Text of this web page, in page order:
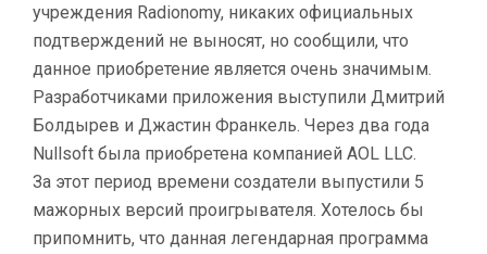
учреждения Radionomy, никаких официальных
подтверждений не выносят, но сообщили, что
данное приобретение является очень значимым.
Разработчиками приложения выступили Дмитрий
Болдырев и Джастин Франкель. Через два года
Nullsoft была приобретена компанией AOL LLC.
За этот период времени создатели выпустили 5
мажорных версий проигрывателя. Хотелось бы
припомнить, что данная легендарная программа